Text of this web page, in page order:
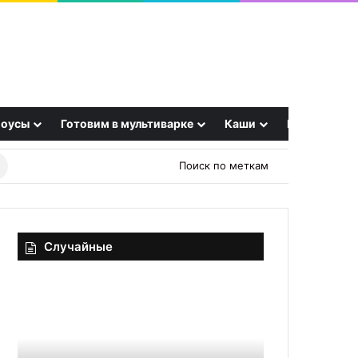
Готовим в мультиварке Каши Еще
Поиск по меткам
Случайные